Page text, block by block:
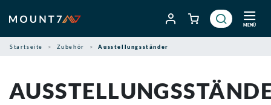
Inhalt
springen
MENÜ
Startseite Zubehör Ausstellungsständer